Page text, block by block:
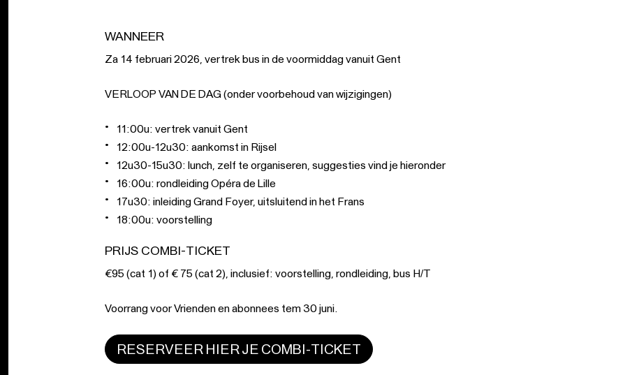
WANNEER
Za 14 februari 2026, vertrek bus in de voormiddag vanuit Gent
VERLOOP VAN DE DAG (onder voorbehoud van wijzigingen)
11:00u: vertrek vanuit Gent
12:00u-12u30: aankomst in Rijsel
12u30-15u30: lunch, zelf te organiseren, suggesties vind je hieronder
16:00u: rondleiding Opéra de Lille
17u30: inleiding Grand Foyer, uitsluitend in het Frans
18:00u: voorstelling
PRIJS COMBI-TICKET
€95 (cat 1) of € 75 (cat 2), inclusief: voorstelling, rondleiding, bus H/T
Voorrang voor Vrienden en abonnees tem 30 juni.
RESERVEER HIER JE COMBI-TICKET